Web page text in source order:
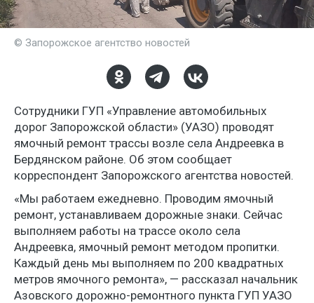
© Запорожское агентство новостей
Сотрудники ГУП «Управление автомобильных
дорог Запорожской области» (УАЗО) проводят
ямочный ремонт трассы возле села Андреевка в
Бердянском районе. Об этом сообщает
корреспондент Запорожского агентства новостей.
«Мы работаем ежедневно. Проводим ямочный
ремонт, устанавливаем дорожные знаки. Сейчас
выполняем работы на трассе около села
Андреевка, ямочный ремонт методом пропитки.
Каждый день мы выполняем по 200 квадратных
метров ямочного ремонта», — рассказал начальник
Азовского дорожно-ремонтного пункта ГУП УАЗО